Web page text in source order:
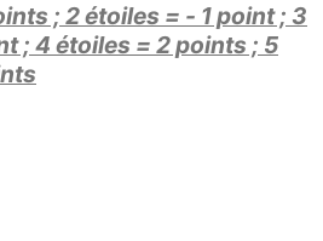
; 2 étoiles = - 1 point ; 3
; 4 étoiles = 2 points ; 5